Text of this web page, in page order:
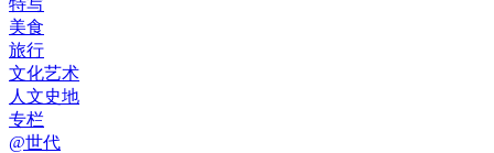
特写
美食
旅行
文化艺术
人文史地
专栏
@世代